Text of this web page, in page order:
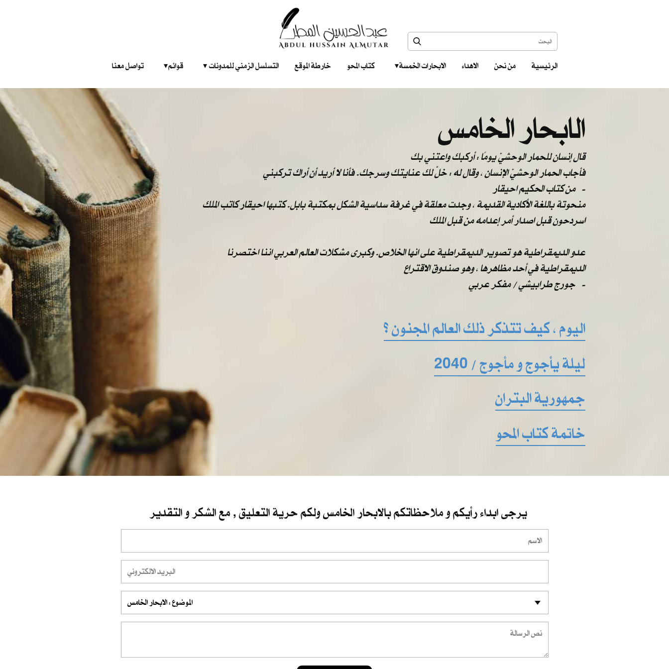
الرئيسية من نحن الاهداء الابحارات الخمسة ‎ ‎ ‎ كتاب المحو خارطة الموقع التسلسل الزمني للمدونات‎ ‎ ‎ ‎ ‎ قوائم‎ ‎ ‎ ‎ تواصل معنا
الابحار الخامس
قال إنسان للحمار الوحشيّ يومًا : أركبك واعتني بك
فأجاب الحمار الوحشيّ الإنسان ، وقال له : خلّ لك عنايتك وسرجك. فأنا لا أريد أن أراك تركبني
من كتاب الحكيم احيقار -
منحوتة باللغة الأكادية القديمة ، وجدت معلقة في غرفة سداسية الشكل بمكتبة بابل. كتبها احيقار كاتب الملك
اسردحون قبل اصدار أمر إعدامه من قبل الملك
عدو الديمقراطية هو تصوير الديمقراطية على انها الخلاص. وكبرى مشكلات العالم العربي اننا اختصرنا
الديمقراطية في أحد مظاهرها ، وهو صندوق الاقتراع
​​ ​​جورج طرابيشي / مفكر عربي -
اليوم ، كيف تتذكر ذلك العالم المجنون ؟
ليلة يأجوج و مأجوج / 2040
جمهورية البتران
خاتمة كتاب المحو
يرجى ابداء رأيكم و ملاحظاتكم بالابحار الخامس ولكم حرية التعليق , مع الشكر و التقدير